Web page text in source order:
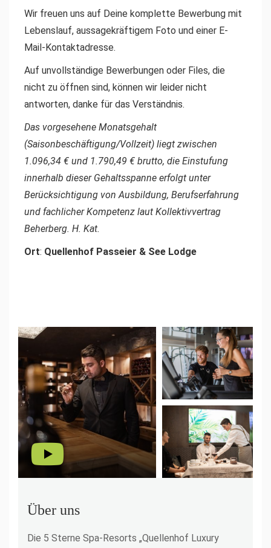
Wir freuen uns auf Deine komplette Bewerbung mit
Lebenslauf, aussagekräftigem Foto und einer E-
Mail-Kontaktadresse.
Auf unvollständige Bewerbungen oder Files, die
nicht zu öffnen sind, können wir leider nicht
antworten, danke für das Verständnis.
Das vorgesehene Monatsgehalt
(Saisonbeschäftigung/Vollzeit) liegt zwischen
1.096,34 € und 1.790,49 € brutto, die Einstufung
innerhalb dieser Gehaltsspanne erfolgt unter
Berücksichtigung von Ausbildung, Berufserfahrung
und fachlicher Kompetenz laut Kollektivvertrag
Beherberg. H. Kat.
Ort: Quellenhof Passeier & See Lodge
Über uns
Die 5 Sterne Spa-Resorts „Quellenhof Luxury